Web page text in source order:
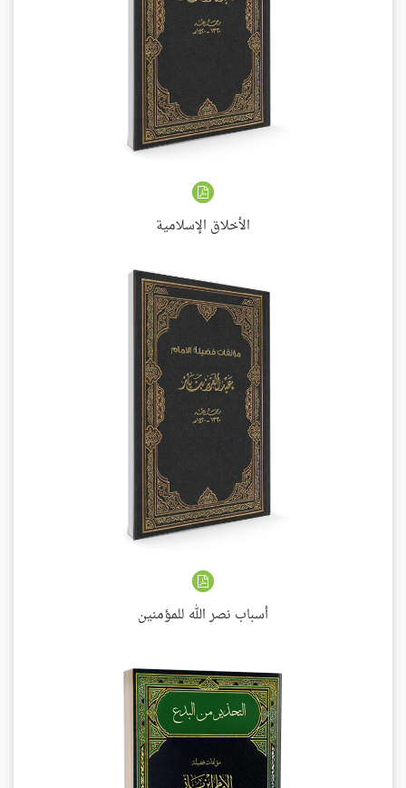
الأخلاق الإسلامية
أسباب نصر الله للمؤمنين